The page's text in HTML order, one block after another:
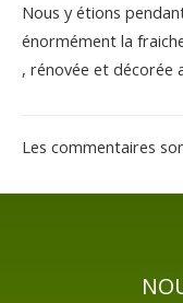
Nous y étions
énormément la
, rénovée et décorée
Les commentaires